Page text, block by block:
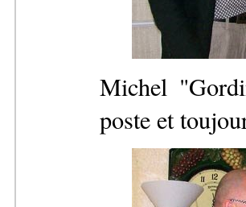
Michel
poste et